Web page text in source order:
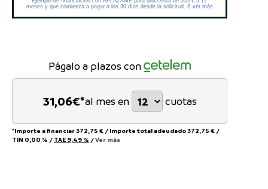
Págalo a plazos con
31,06€*al mes en cuotas
*Importe a financiar372,75 € / Importe total adeudado372,75 € /
TIN 0,00 % / TAE 9,49 % /Ver más